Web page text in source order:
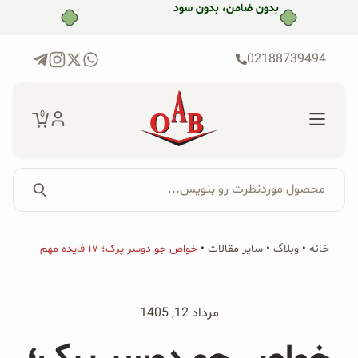
02188739494
0
برای:
جستجو...
پکیج‌ها
محصولات ارگانیک
محصول موردنظرت رو بنویس...
خانه • وبلاگ • سایر مقالات • خواص جو دوسر پرک؛ ۱۷ فایده مهم
مرداد 12, 1405